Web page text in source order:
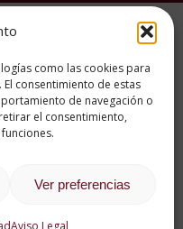
como las cookies para
consentimiento de estas
de navegación o
el consentimiento,
Ver preferencias
Aviso Legal